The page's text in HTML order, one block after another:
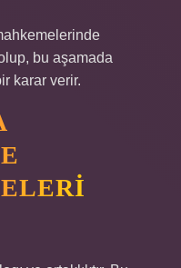
bu aşamada
karar verir.